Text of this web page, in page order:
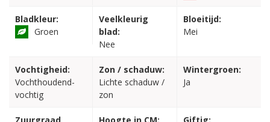
Bladkleur:
Groen
Veelkleurig
blad:
Nee
Bloeitijd:
Mei
Vochtigheid:
Vochthoudend-
vochtig
Zon / schaduw:
Lichte schaduw /
zon
Wintergroen:
Ja